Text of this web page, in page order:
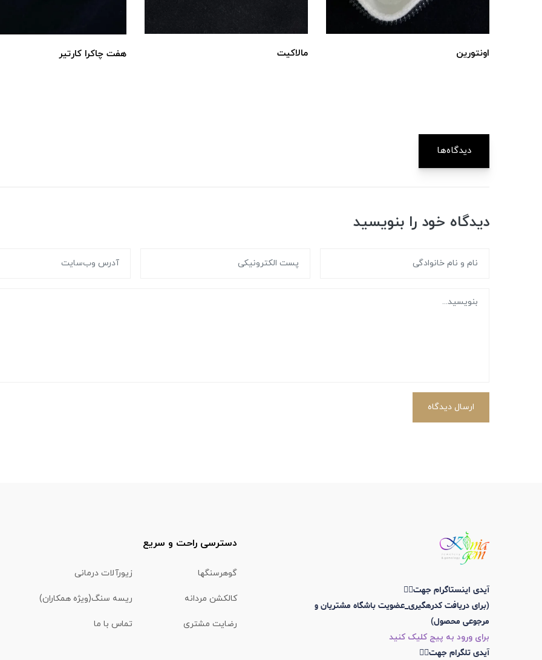
اونتورین مالاکیت هفت چاکرا کارتیر
دیدگاه‌ها
دیدگاه خود را بنویسید
ارسال دیدگاه
آیدی اینستاگرام جهت👇🏼
(برای دریافت کدرهگیری_عضویت باشگاه مشتریان و
مرجوعی محصول)
برای ورود به پیج کلیک کنید
آیدی تلگرام جهت👇🏼
دسترسی راحت و سریع
گوهرسنگها زیورآلات درمانی
کالکشن مردانه ریسه سنگ(ویژه همکاران)
رضایت مشتری تماس با ما